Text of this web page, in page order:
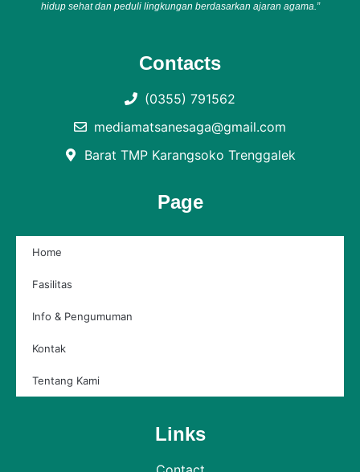
hidup sehat dan peduli lingkungan berdasarkan ajaran agama.”
Contacts
(0355) 791562
mediamatsanesaga@gmail.com
Barat TMP Karangsoko Trenggalek
Page
Home
Fasilitas
Info & Pengumuman
Kontak
Tentang Kami
Links